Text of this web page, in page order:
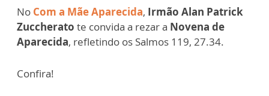
No Com a Mãe Aparecida, Irmão Alan Patrick
Zuccherato te convida a rezar a Novena de
Aparecida, refletindo os Salmos 119, 27.34.
Confira!